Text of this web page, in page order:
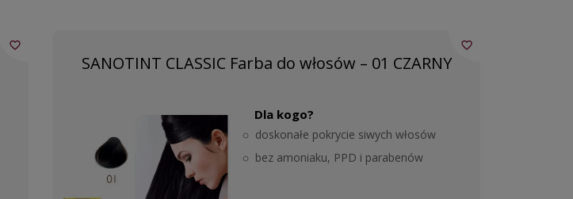
favorite_border
SANOTINT CLASSIC Farba do włosów – 01 CZARNY
Dla kogo?
doskonałe pokrycie siwych włosów
bez amoniaku, PPD i parabenów
favorite_border